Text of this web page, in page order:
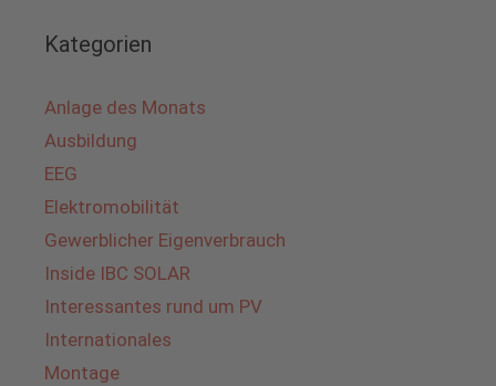
Kategorien
Anlage des Monats
Ausbildung
EEG
Elektromobilität
Gewerblicher Eigenverbrauch
Inside IBC SOLAR
Interessantes rund um PV
Internationales
Montage